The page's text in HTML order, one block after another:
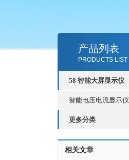
产品列表
PRODUCTS LIST
58 智能大屏显示仪
智能电压电流显示仪
更多分类
相关文章